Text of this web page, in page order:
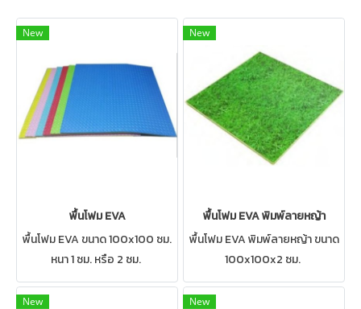
New
พื้นโฟม EVA
พื้นโฟม EVA ขนาด 100x100 ซม.
หนา 1 ซม. หรือ 2 ซม.
New
พื้นโฟม EVA พิมพ์ลายหญ้า
พื้นโฟม EVA พิมพ์ลายหญ้า ขนาด
100x100x2 ซม.
New New